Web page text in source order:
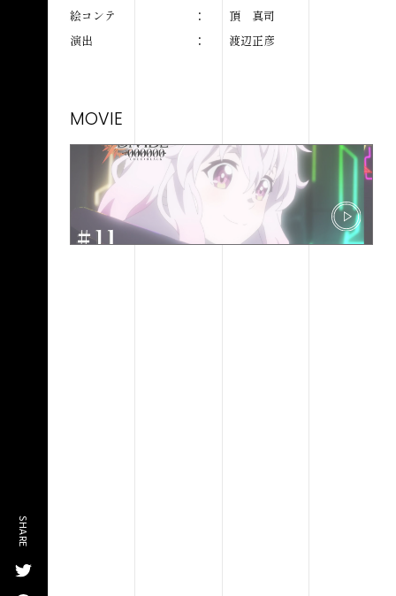
SHARE
絵コンテ
頂 真司
演出
渡辺正彦
MOVIE